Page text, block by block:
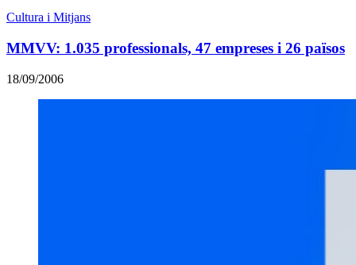
Cultura i Mitjans
MMVV: 1.035 professionals, 47 empreses i 26 països
18/09/2006